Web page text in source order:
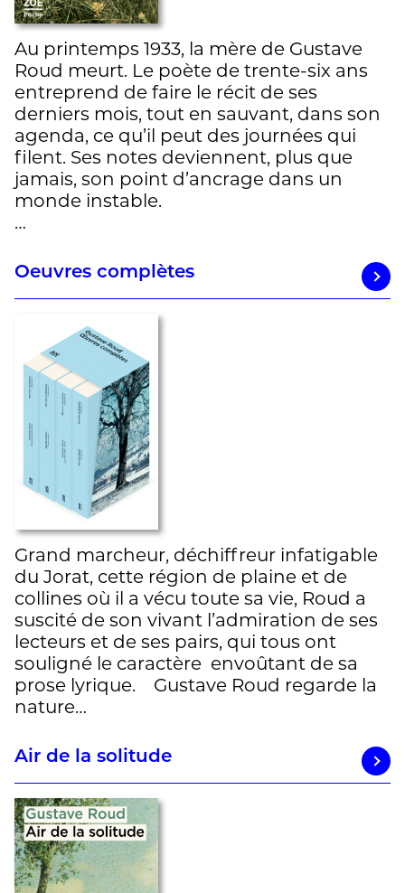
Au printemps 1933, la mère de Gustave
Roud meurt. Le poète de trente-six ans
entreprend de faire le récit de ses
derniers mois, tout en sauvant, dans son
agenda, ce qu’il peut des journées qui
filent. Ses notes deviennent, plus que
jamais, son point d’ancrage dans un
monde instable.
…
Oeuvres complètes
Grand marcheur, déchiffreur infatigable
du Jorat, cette région de plaine et de
collines où il a vécu toute sa vie, Roud a
suscité de son vivant l’admiration de ses
lecteurs et de ses pairs, qui tous ont
souligné le caractère envoûtant de sa
prose lyrique. Gustave Roud regarde la
nature…
Air de la solitude